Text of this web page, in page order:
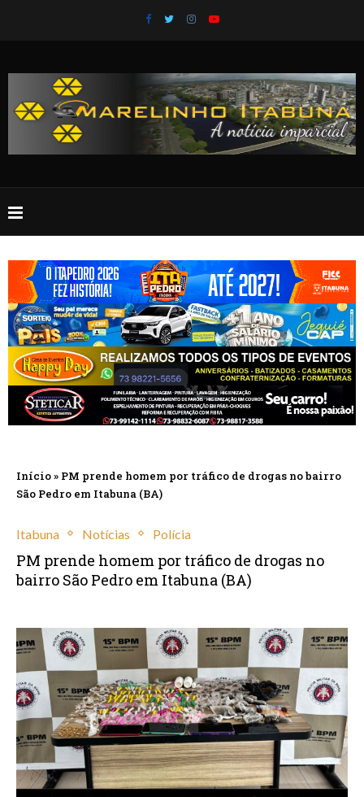
Início» PM prende homem por tráfico de drogas no bairro
São Pedro em Itabuna (BA)
Itabuna Notícias Polícia
PM prende homem por tráfico de drogas no
bairro São Pedro em Itabuna (BA)